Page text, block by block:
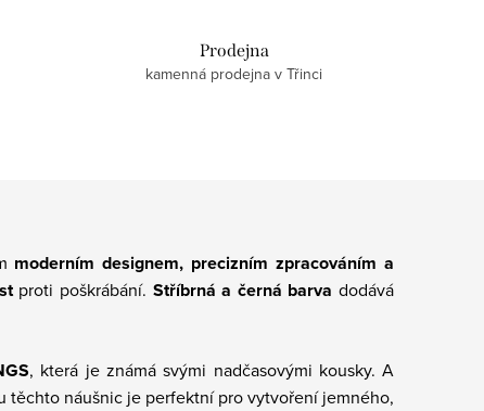
Prodejna
kamenná prodejna v Třinci
moderním designem, precizním zpracováním a
proti poškrábání. Stříbrná a černá barvadodává
, která je známá svými nadčasovými kousky. A
těchto náušnic je perfektní pro vytvoření jemného,